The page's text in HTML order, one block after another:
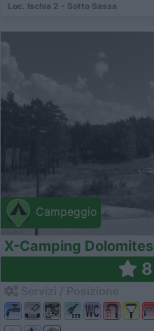
Loc. Ischia 2 - Sotto Sassa
Campeggio
X-Camping Dolomites
8